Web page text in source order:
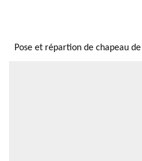
Pose et répartion de chapeau